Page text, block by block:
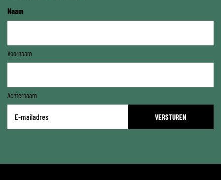
Naam
Voornaam
Achternaam
mailadres